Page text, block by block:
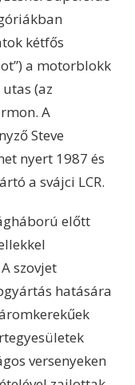
kétfős
a motorblokk
(az
A
Steve
nyert 1987 és
a svájci LCR.
előtt
szovjet
hatására
versenyeken